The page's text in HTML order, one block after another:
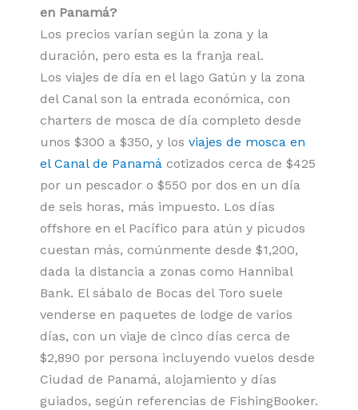
en Panamá?
Los precios varían según la zona y la
duración, pero esta es la franja real.
Los viajes de día en el lago Gatún y la zona
del Canal son la entrada económica, con
charters de mosca de día completo desde
unos $300 a $350, y los viajes de mosca en
el Canal de Panamá cotizados cerca de $425
por un pescador o $550 por dos en un día
de seis horas, más impuesto. Los días
offshore en el Pacífico para atún y picudos
cuestan más, comúnmente desde $1,200,
dada la distancia a zonas como Hannibal
Bank. El sábalo de Bocas del Toro suele
venderse en paquetes de lodge de varios
días, con un viaje de cinco días cerca de
$2,890 por persona incluyendo vuelos desde
Ciudad de Panamá, alojamiento y días
guiados, según referencias de FishingBooker.